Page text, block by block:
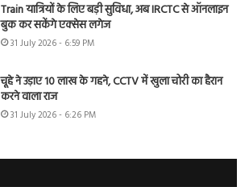
Train यात्रियों के लिए बड़ी सुविधा, अब IRCTC से ऑनलाइन
बुक कर सकेंगे एक्सेस लगेज
31 July 2026 - 6:59 PM
चूहे ने उड़ाए 10 लाख के गहने, CCTV में खुला चोरी का हैरान
करने वाला राज
31 July 2026 - 6:26 PM